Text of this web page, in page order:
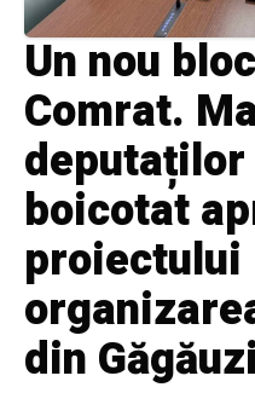
Un nou
Comrat.
boicotat
proiectului
din